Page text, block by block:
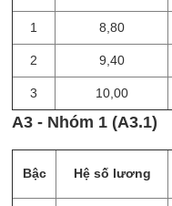
1 8,80
2 9,40
3 10,00
A3 - Nhóm 1 (A3.1)
Bậc Hệ số lương